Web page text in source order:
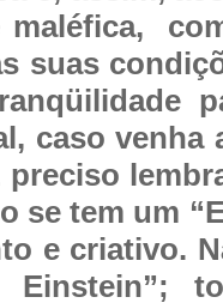
suas
caso venha
se tem um
e criativo.